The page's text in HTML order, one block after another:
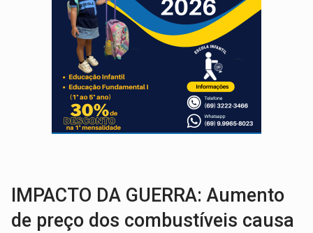
'OS OLHOS DO BRASIL':Emanuel Neri transforma indignação e esperança em
SOB INVESTIGAÇÃO: Dentista de PVH é denunciado por transmitir HIV
ESQUEMA DE FRAUDES: Polícia Civil deflagra a terceira fase da
ASSESSOR FLAGRADO:Empresa e ONG que recebeu R$ 12 mi em emendas
INFLUENCIARIA ELEIÇÕES:Justiça Eleitoral manda tirar vídeo com suposta
IMPACTO DA GUERRA: Aumento
de preço dos combustíveis causa